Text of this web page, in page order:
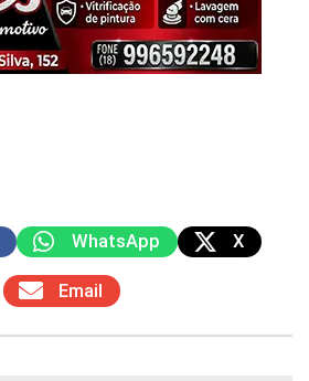
WhatsApp X
Email